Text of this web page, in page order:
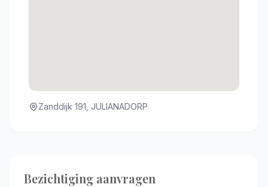
Zanddijk 191, JULIANADORP
Bezichtiging aanvragen